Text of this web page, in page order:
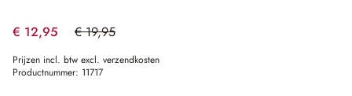
€ 12,95 € 19,95
(35.09% gespart)
Prijzen incl. btw excl. verzendkosten
Productnummer: 11717